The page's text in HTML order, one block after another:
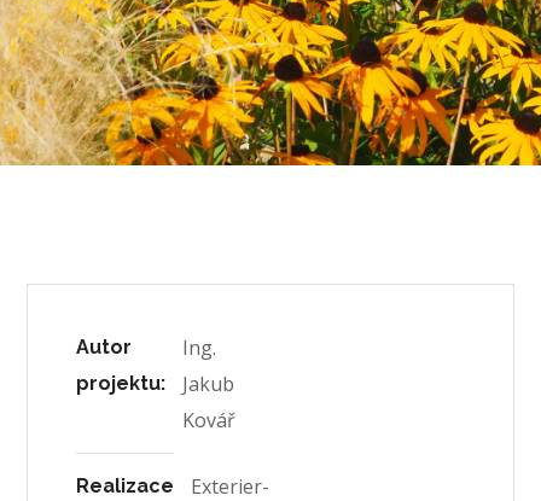
Autor
projektu:
Ing.
Jakub
Kovář
Realizace
Exterier-